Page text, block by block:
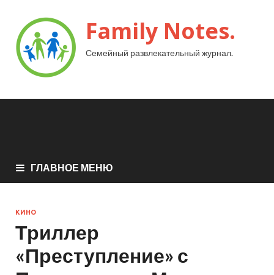
Family Notes.
Семейный развлекательный журнал.
ГЛАВНОЕ МЕНЮ
КИНО
Триллер
«Преступление» с